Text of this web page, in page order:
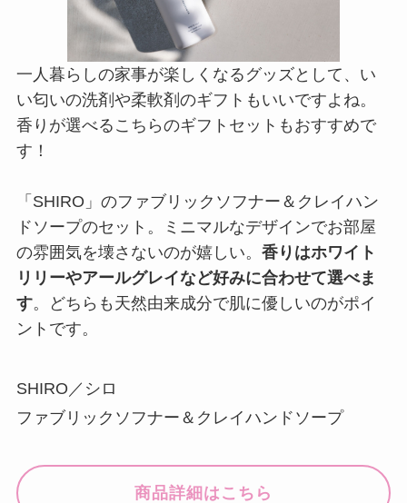
一人暮らしの家事が楽しくなるグッズとして、い
い匂いの洗剤や柔軟剤のギフトもいいですよね。
香りが選べるこちらのギフトセットもおすすめで
す！
「SHIRO」のファブリックソフナー＆クレイハン
ドソープのセット。ミニマルなデザインでお部屋
の雰囲気を壊さないのが嬉しい。 香りはホワイト
リリーやアールグレイなど好みに合わせて選べま
す。どちらも天然由来成分で肌に優しいのがポイ
ントです。
SHIRO／シロ
ファブリックソフナー＆クレイハンドソープ
商品詳細はこちら